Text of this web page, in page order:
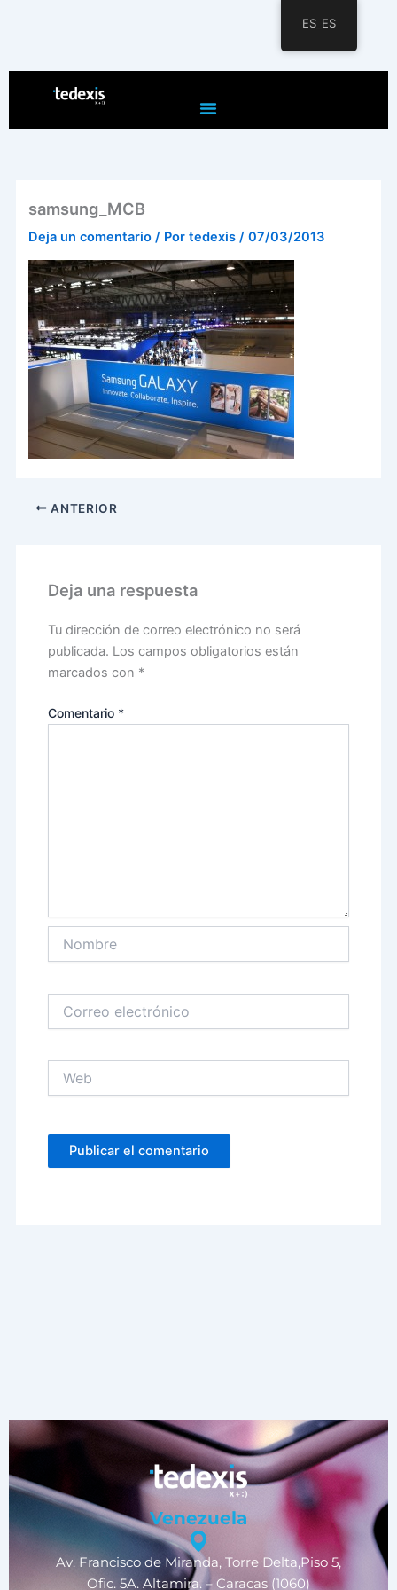
samsung_MCB
Deja un comentario / Portedexis/07/03/2013
ANTERIOR
Deja una respuesta
Tu dirección de correo electrónico no será
publicada. Los campos obligatorios están
marcados con *
Comentario *
electrónico
Venezuela
Av. Francisco de Miranda, Torre Delta,Piso 5,
Ofic. 5A. Altamira. – Caracas (1060)
ES_ES